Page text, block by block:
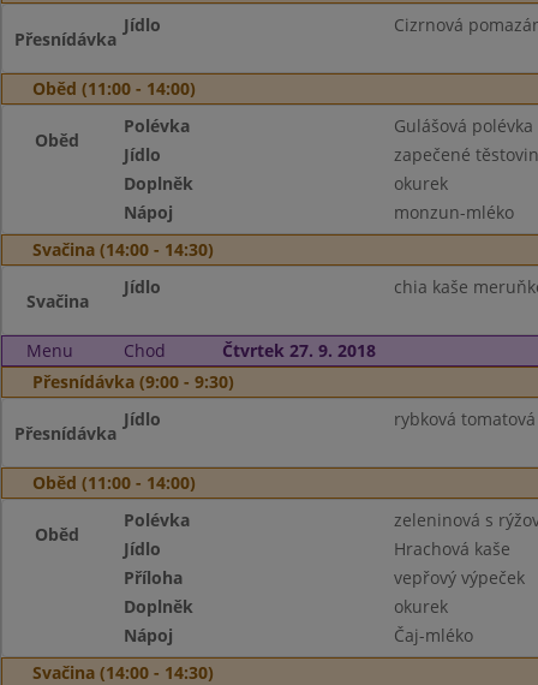
Přesnídávka
Jídlo Cizrnová
Oběd (11:00 - 14:00)
Oběd
Polévka
Gulášová polévka
Jídlo
zapečené
Doplněk
okurek
Nápoj
monzun-mléko
Svačina (14:00 - 14:30)
Svačina
Jídlo chia kaše
Menu Chod
Čtvrtek 27. 9. 2018
Přesnídávka (9:00 - 9:30)
Přesnídávka
Jídlo rybková
Oběd (11:00 - 14:00)
Oběd
Polévka
zeleninová s
Jídlo
Hrachová kaše
Příloha
vepřový výpeček
Doplněk
okurek
Nápoj
Čaj-mléko
Svačina (14:00 - 14:30)